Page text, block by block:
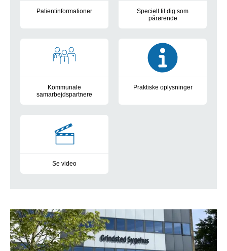
Patientinformationer
Specielt til dig som
pårørende
Kommunale
samarbejdspartnere
Praktiske oplysninger
Se video